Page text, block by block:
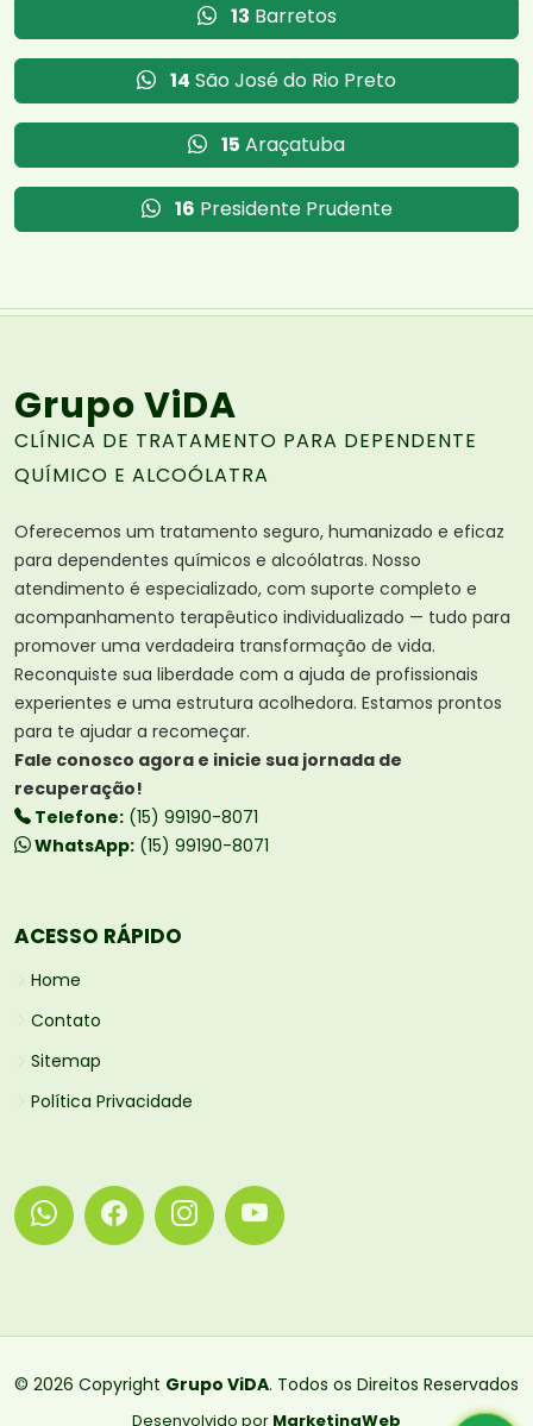
13 Barretos
14 São José do Rio Preto
15 Araçatuba
16 Presidente Prudente
Grupo ViDA
CLÍNICA DE TRATAMENTO PARA DEPENDENTE
QUÍMICO E ALCOÓLATRA
Oferecemos um tratamento seguro, humanizado e eficaz
para dependentes químicos e alcoólatras. Nosso
atendimento é especializado, com suporte completo e
acompanhamento terapêutico individualizado — tudo para
promover uma verdadeira transformação de vida.
Reconquiste sua liberdade com a ajuda de profissionais
experientes e uma estrutura acolhedora. Estamos prontos
para te ajudar a recomeçar.
Fale conosco agora e inicie sua jornada de
recuperação!
Telefone: (15) 99190-8071
WhatsApp: (15) 99190-8071
ACESSO RÁPIDO
Home
Contato
Sitemap
Política Privacidade
© 2026 Copyright Grupo ViDA. Todos os Direitos Reservados
Desenvolvido por MarketingWeb